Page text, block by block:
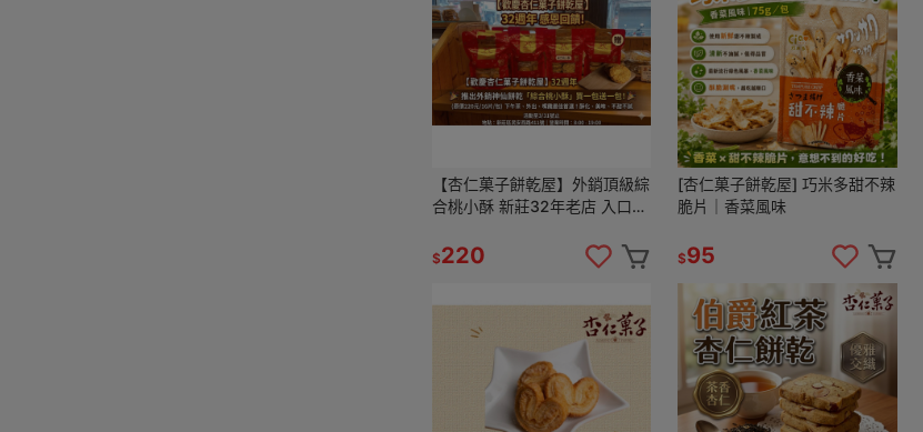
【杏仁菓子餅乾屋】外銷頂級綜
合桃小酥 新莊32年老店 入口即
$220
[杏仁菓子餅乾屋] 巧米多甜不辣
脆片｜香菜風味
$95